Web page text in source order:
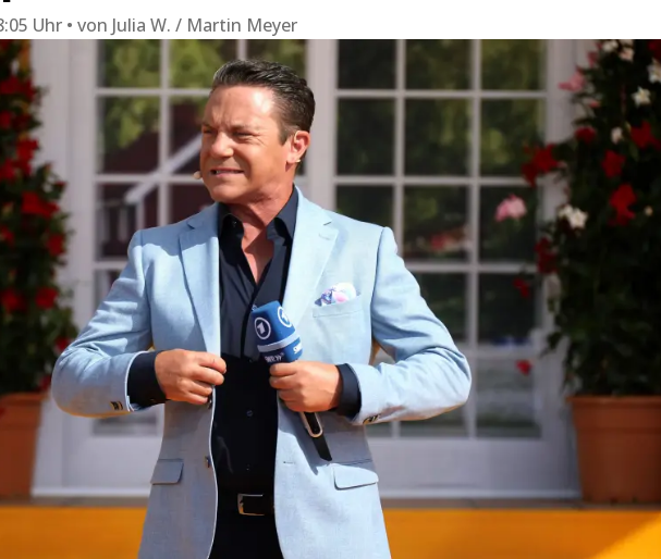
Uhr von Julia W. / Martin Meyer